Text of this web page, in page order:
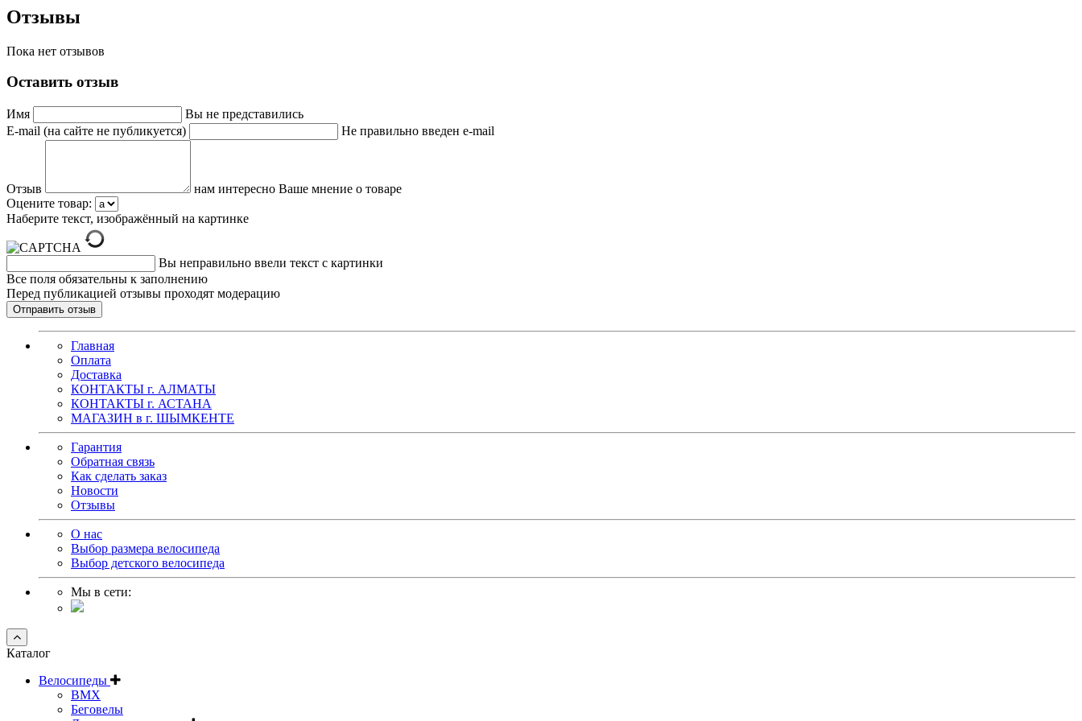
Отзывы
Пока нет отзывов
Оставить отзыв
Имя
Вы не представились
E-mail (на сайте не публикуется)
Не правильно введен e-mail
Отзыв
нам интересно Ваше мнение о товаре
Оцените товар:
Наберите текст, изображённый на картинке
Вы неправильно ввели текст с картинки
Все поля обязательны к заполнению
Перед публикацией отзывы проходят модерацию
Главная
Оплата
Доставка
КОНТАКТЫ г. АЛМАТЫ
КОНТАКТЫ г. АСТАНА
МАГАЗИН в г. ШЫМКЕНТЕ
Гарантия
Обратная связь
Как сделать заказ
Новости
Отзывы
О нас
Выбор размера велосипеда
Выбор детского велосипеда
Мы в сети:
Каталог
Велосипеды
BMX
Беговелы